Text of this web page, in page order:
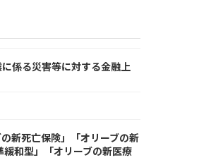
係る災害等に対する金融上
新死亡保険」「オリーブの新
緩和型」「オリーブの新医療